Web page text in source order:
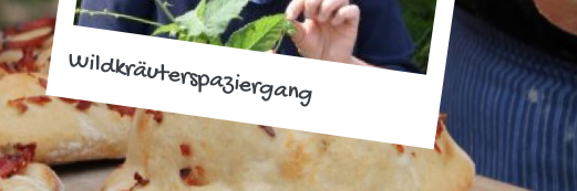
Wildkräuterspaziergang